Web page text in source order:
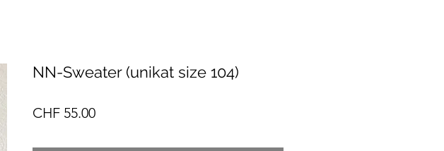
NN-Sweater (unikat size 104)
CHF 55.00Preis